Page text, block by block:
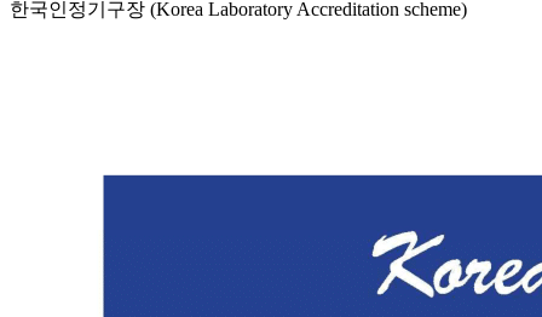
한국인정기구장 (Korea Laboratory Accreditation scheme)